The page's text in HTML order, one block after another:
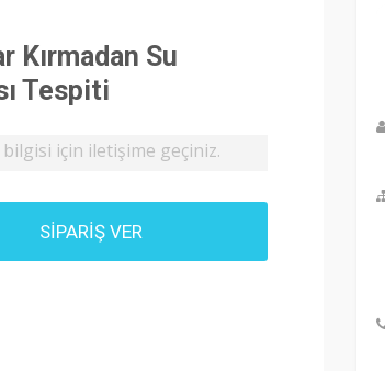
Kırmadan Su
Tespiti
bilgisi için iletişime geçiniz.